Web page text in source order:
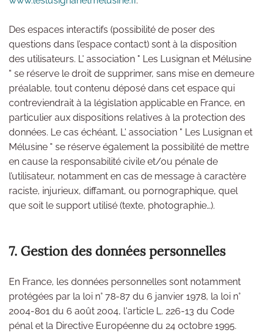
Des espaces interactifs (possibilité de poser des
questions dans l’espace contact) sont à la disposition
des utilisateurs. L' association " Les Lusignan et Mélusine
" se réserve le droit de supprimer, sans mise en demeure
préalable, tout contenu déposé dans cet espace qui
contreviendrait à la législation applicable en France, en
particulier aux dispositions relatives à la protection des
données. Le cas échéant, L' association " Les Lusignan et
Mélusine " se réserve également la possibilité de mettre
en cause la responsabilité civile et/ou pénale de
l’utilisateur, notamment en cas de message à caractère
raciste, injurieux, diffamant, ou pornographique, quel
que soit le support utilisé (texte, photographie…).
7. Gestion des données personnelles
En France, les données personnelles sont notamment
protégées par la loi n° 78-87 du 6 janvier 1978, la loi n°
2004-801 du 6 août 2004, l'article L. 226-13 du Code
pénal et la Directive Européenne du 24 octobre 1995.